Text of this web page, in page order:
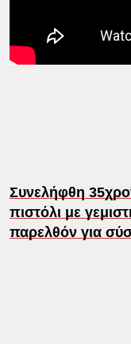
Συνελήφθη
πιστόλι με
παρελθόν για